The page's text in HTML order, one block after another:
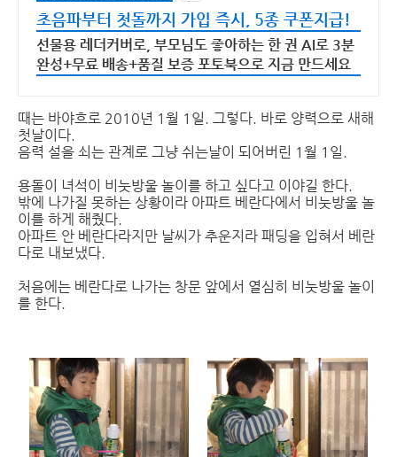
초음파부터 첫돌까지 가입 즉시, 5종 쿠폰지급!
선물용 레더커버로, 부모님도 좋아하는 한 권 AI로 3분
완성+무료 배송+품질 보증 포토북으로 지금 만드세요
때는 바야흐로 2010년 1월 1일. 그렇다. 바로 양력으로 새해
첫날이다.
음력 설을 쇠는 관계로 그냥 쉬는날이 되어버린 1월 1일.
용돌이 녀석이 비눗방울 놀이를 하고 싶다고 이야길 한다.
밖에 나가질 못하는 상황이라 아파트 베란다에서 비눗방울 놀
이를 하게 해줬다.
아파트 안 베란다라지만 날씨가 추운지라 패딩을 입혀서 베란
다로 내보냈다.
처음에는 베란다로 나가는 창문 앞에서 열심히 비눗방울 놀이
를 한다.